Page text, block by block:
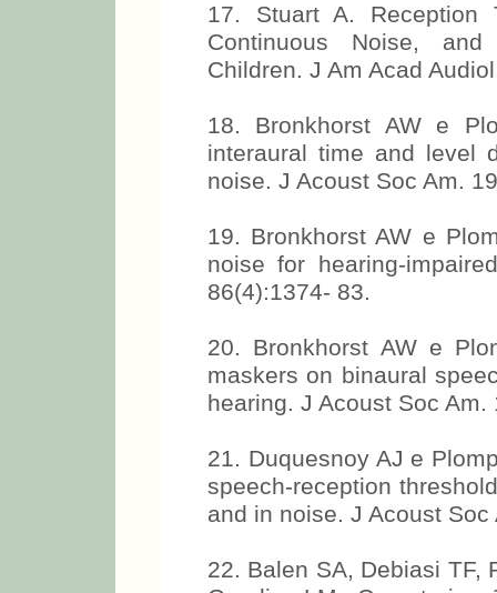
17. Stuart A. Reception
Continuous Noise,
Children. J Am Acad
18. Bronkhorst AW e
interaural time and level
noise. J Acoust Soc Am.
19. Bronkhorst AW e
noise for hearing-
86(4):1374- 83.
20. Bronkhorst AW e
maskers on binaural
hearing. J Acoust Soc
21. Duquesnoy AJ e
speech-reception
and in noise. J Acoust
22. Balen SA, Debiasi TF,